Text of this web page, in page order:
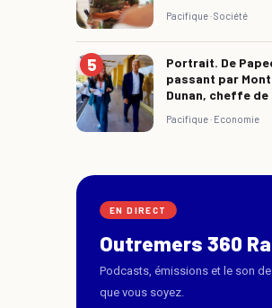
Pacifique ·Société
Portrait. De
passant par
Dunan, cheffe
Pacifique · Economie
EN DIRECT
Outremers 360
Podcasts, émissions et le son
que vous soyez.